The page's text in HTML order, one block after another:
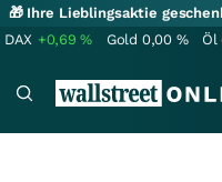
🎁 Ihre Lieblingsaktie
DAX +0,69% Gold 0,00 % Öl